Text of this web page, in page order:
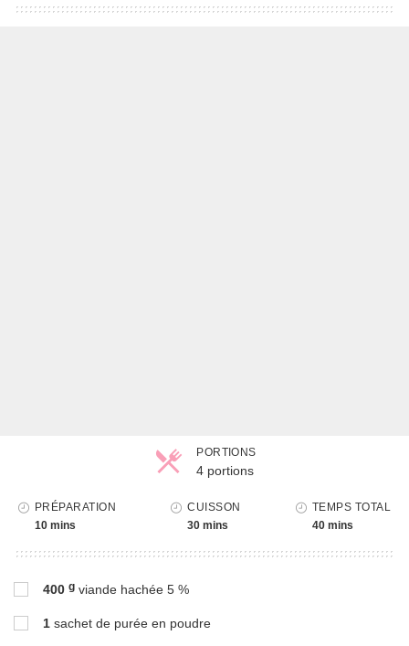
PORTIONS
4 portionsParts
PRÉPARATION
10 mins
CUISSON
30 mins
TEMPS TOTAL
40 mins
400 g viande hachée 5 %
1 sachet de purée en poudre